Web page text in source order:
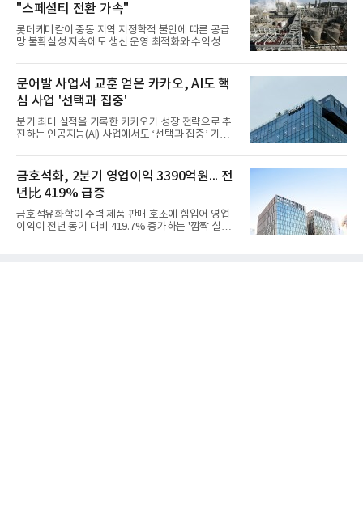
"스페셜티 전환 가속"
롯데케미칼이 중동 지역 지정학적 불안에 따른 공급
망 불확실성 지속에도 생산 운영 최적화와 수익성 중
어갔다.롯데케미칼이 2026년 2분기 연결 기준 매출
액 5조6864억원, 영업이익 1101억원을 기록했다고 7
일 밝혔다. 사업별로는 기초화학 부문(롯데케미칼 기
초소재사업·LC타이탄·LC USA·롯데대산석화)이 매
출 3조9403억원, 영업이익 23억원을 기록했다. 정기
보수 영향과 원료 가격 변동에 따른 래깅 효과로 전분
기 대비 수익성은 둔화됐지만 흑자 전환 흐름을 유지
우호적인 환율 효과
문어발 사업서 교훈 얻은 카카오, AI도 핵
심 사업 '선택과 집중'
분기 최대 실적을 기록한 카카오가 성장 전략으로 추
진하는 인공지능(AI) 사업에서도 ‘선택과 집중’ 기조
라 투자에 나서는 것과 달리, 카카오는 ‘카카오톡’이
라는 플랫폼 경쟁력을 활용한 AI 에이전트 서비스에
집중하는 전략이다. 과거 무리한 사업 확장 과정에서
겪었던 시행착오를 되풀이하지 않고 핵심 역량에 집
중하겠다는 취지로 풀이된다.7일 업계에 따르면 카카
오는 올해 2분기 연결 기준 매출 2조985억원, 영업이
익 2770억원을 기록했다. 전년 동기 대비 매출과 영업
금호석화, 2분기 영업이익 3390억원... 전
년比 419% 급증
금호석유화학이 주력 제품 판매 호조에 힘입어 영업
이익이 전년 동기 대비 419.7% 증가하는 '깜짝 실